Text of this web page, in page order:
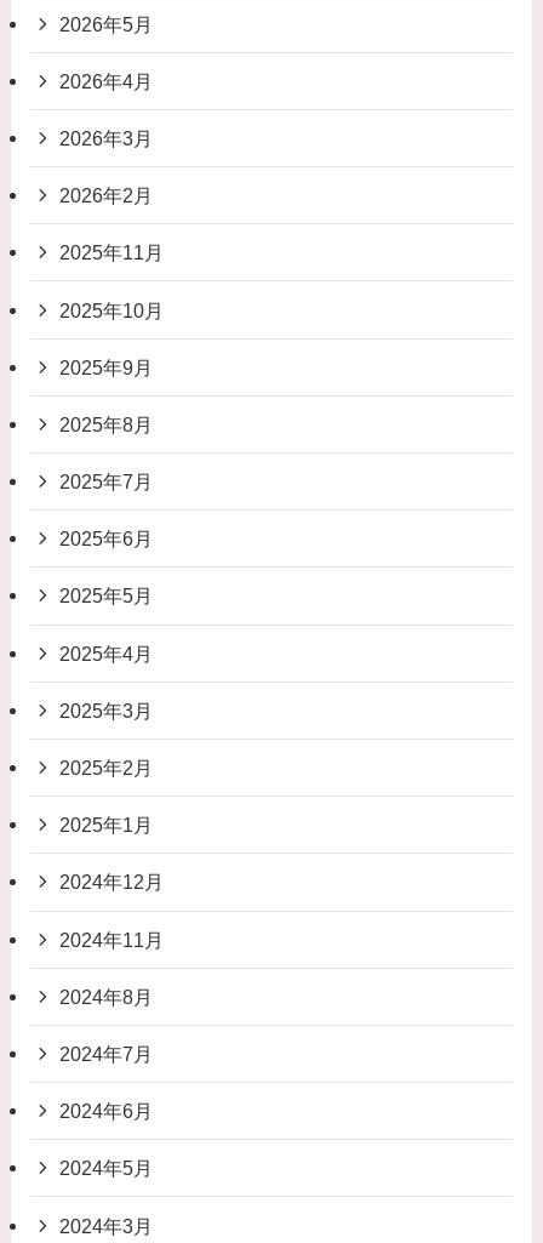
2026年5月
2026年4月
2026年3月
2026年2月
2025年11月
2025年10月
2025年9月
2025年8月
2025年7月
2025年6月
2025年5月
2025年4月
2025年3月
2025年2月
2025年1月
2024年12月
2024年11月
2024年8月
2024年7月
2024年6月
2024年5月
2024年3月